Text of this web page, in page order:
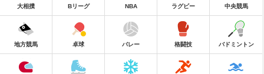
大相撲 Bリーグ NBA ラグビー 中央競馬
地方競馬 卓球 バレー 格闘技 バドミントン